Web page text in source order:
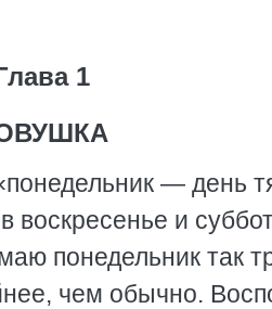
1
— день
и
понедельник так
чем обычно.